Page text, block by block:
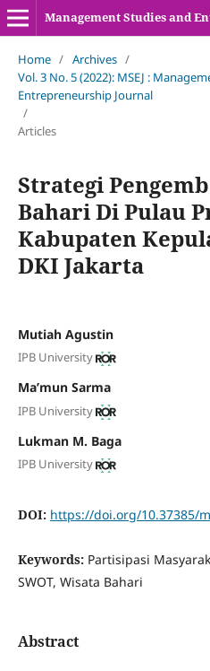
Management Studies and
Home / Archives /
Vol. 3 No. 5 (2022): MSEJ :
Entrepreneurship Journal
/
Articles
Strategi
Bahari Di Pulau
Kabupaten
DKI Jakarta
Mutiah Agustin
IPB University
Ma’mun Sarma
IPB University
Lukman M. Baga
IPB University
DOI: https://doi.org/10.37385/
Keywords: Partisipasi
SWOT, Wisata Bahari
Abstract